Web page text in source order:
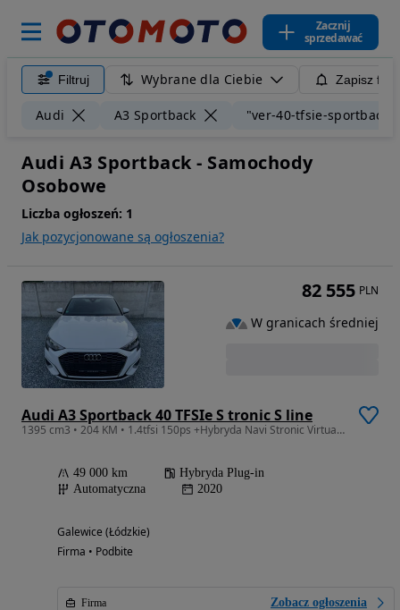
Zacznij
sprzedawać
Filtruj Wybrane dla Ciebie Zapisz
Audi A3 Sportback "ver-40-tfsie-
Audi A3 Sportback - Samochody
Osobowe
Liczba ogłoszeń: 1
Jak pozycjonowane są ogłoszenia?
Audi A3 Sportback 40 TFSIe S tronic S line
1395 cm3 • 204 KM • 1.4tfsi 150ps +Hybryda Navi Stronic Virtual Cockpit
49 000 km
Hybryda Plug-in
Automatyczna
2020
Galewice (Łódzkie)
Firma • Podbite
Firma Zobacz ogłoszenia
82 555 PLN
W granicach średniej